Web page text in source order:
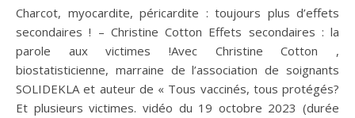
Charcot, myocardite, péricardite : toujours plus d’effets
secondaires ! – Christine Cotton Effets secondaires : la
parole aux victimes !Avec Christine Cotton ,
biostatisticienne, marraine de l’association de soignants
SOLIDEKLA et auteur de « Tous vaccinés, tous protégés?
Et plusieurs victimes. vidéo du 19 octobre 2023 (durée